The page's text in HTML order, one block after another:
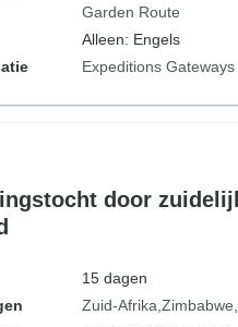
Garden Route
Alleen: Engels
Expeditions Gateways
door
15 dagen
Zuid-Afrika Zimbabwe